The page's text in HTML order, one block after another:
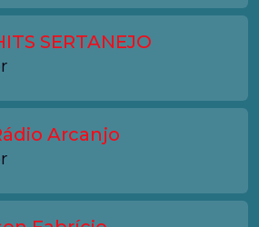
SERTANEJO
Arcanjo